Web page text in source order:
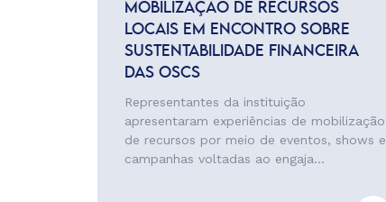
MOBILIZAÇÃO DE RECURSOS
LOCAIS EM ENCONTRO SOBRE
SUSTENTABILIDADE FINANCEIRA
DAS OSCS
Representantes da instituição
apresentaram experiências de mobilização
de recursos por meio de eventos, shows e
campanhas voltadas ao engaja...